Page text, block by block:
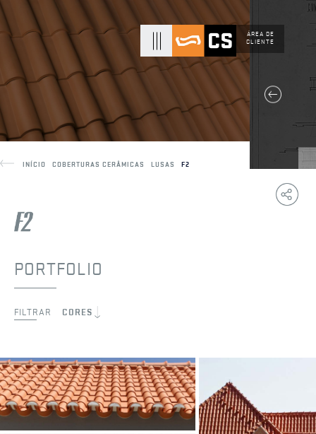
ÁREA DE
CLIENTE
INÍCIO COBERTURAS CERÂMICAS LUSAS F2
Copy
Link
PORTFOLIO
FILTRAR CORES